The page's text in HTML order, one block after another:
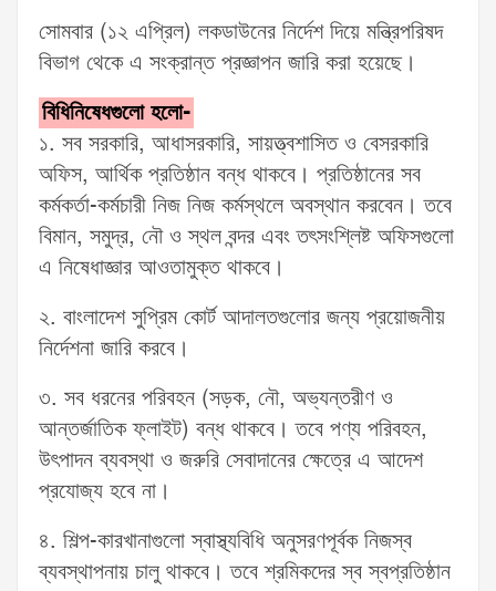
সোমবার (১২ এপ্রিল) লকডাউনের নির্দেশ দিয়ে মন্ত্রিপরিষদ
বিভাগ থেকে এ সংক্রান্ত প্রজ্ঞাপন জারি করা হয়েছে।
বিধিনিষেধগুলো হলো-
১. সব সরকারি, আধাসরকারি, সায়ত্ত্বশাসিত ও বেসরকারি
অফিস, আর্থিক প্রতিষ্ঠান বন্ধ থাকবে। প্রতিষ্ঠানের সব
কর্মকর্তা-কর্মচারী নিজ নিজ কর্মস্থলে অবস্থান করবেন। তবে
বিমান, সমুদ্র, নৌ ও স্থল বন্দর এবং তৎসংশ্লিষ্ট অফিসগুলো
এ নিষেধাজ্ঞার আওতামুক্ত থাকবে।
২. বাংলাদেশ সুপ্রিম কোর্ট আদালতগুলোর জন্য প্রয়োজনীয়
নির্দেশনা জারি করবে।
৩. সব ধরনের পরিবহন (সড়ক, নৌ, অভ্যন্তরীণ ও
আন্তর্জাতিক ফ্লাইট) বন্ধ থাকবে। তবে পণ্য পরিবহন,
উৎপাদন ব্যবস্থা ও জরুরি সেবাদানের ক্ষেত্রে এ আদেশ
প্রযোজ্য হবে না।
৪. শিল্প-কারখানাগুলো স্বাস্থ্যবিধি অনুসরণপূর্বক নিজস্ব
ব্যবস্থাপনায় চালু থাকবে। তবে শ্রমিকদের স্ব স্বপ্রতিষ্ঠান